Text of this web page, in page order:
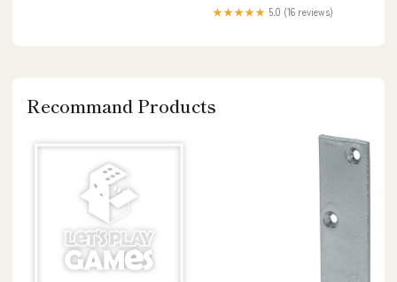
★★★★★ 5.0 (16 reviews)
Recommand Products